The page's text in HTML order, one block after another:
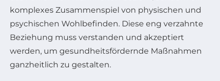
komplexes Zusammenspiel von physischen und
psychischen Wohlbefinden. Diese eng verzahnte
Beziehung muss verstanden und akzeptiert
werden, um gesundheitsfördernde Maßnahmen
ganzheitlich zu gestalten.